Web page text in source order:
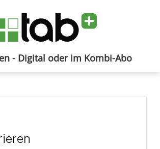
- Digital oder im Kombi-Abo